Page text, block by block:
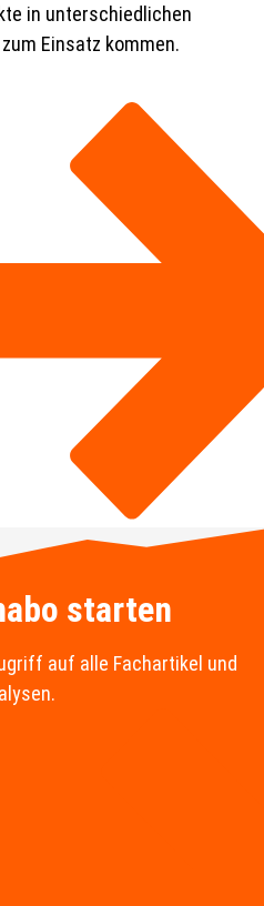
in unterschiedlichen
Einsatz kommen.
starten
auf alle Fachartikel und